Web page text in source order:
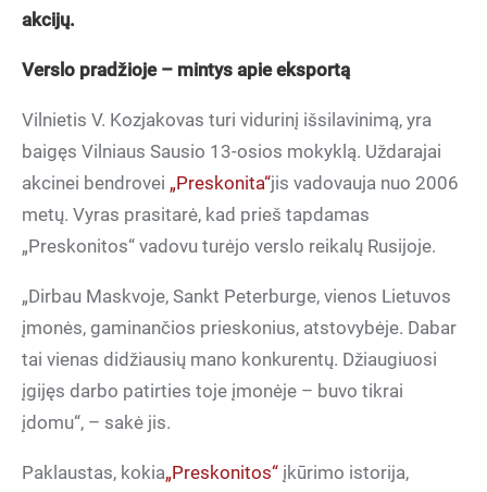
akcijų.
Verslo pradžioje – mintys apie eksportą
Vilnietis V. Kozjakovas turi vidurinį išsilavinimą, yra
baigęs Vilniaus Sausio 13-osios mokyklą. Uždarajai
akcinei bendrovei „Preskonita“jis vadovauja nuo 2006
metų. Vyras prasitarė, kad prieš tapdamas
„Preskonitos“ vadovu turėjo verslo reikalų Rusijoje.
„Dirbau Maskvoje, Sankt Peterburge, vienos Lietuvos
įmonės, gaminančios prieskonius, atstovybėje. Dabar
tai vienas didžiausių mano konkurentų. Džiaugiuosi
įgijęs darbo patirties toje įmonėje – buvo tikrai
įdomu“, – sakė jis.
Paklaustas, kokia„Preskonitos“ įkūrimo istorija,